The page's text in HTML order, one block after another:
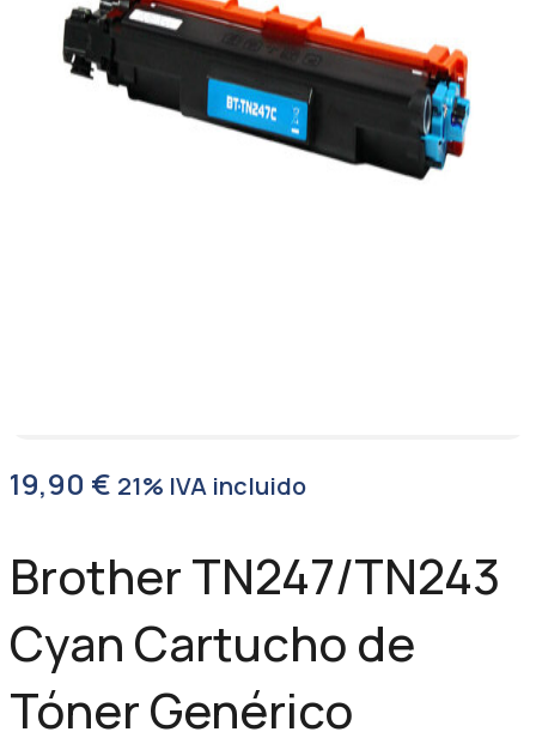
19,90 € 21% IVA incluido
Brother TN247/TN243
Cyan Cartucho de
Tóner Genérico